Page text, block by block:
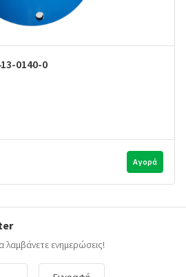
0140-0
Αγορά
λαμβάνετε ενημερώσεις!